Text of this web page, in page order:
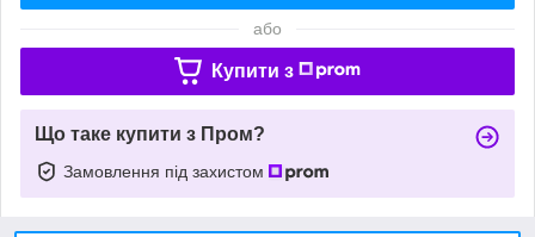
або
Купити з
Що таке купити з Пром?
Замовлення під захистом